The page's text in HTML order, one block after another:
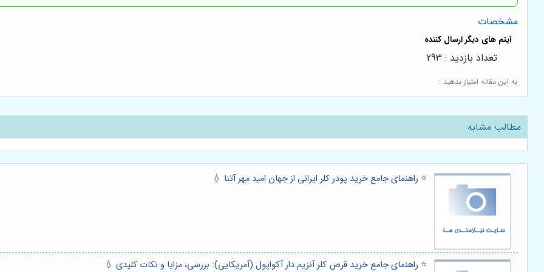
مشخصات
به این مقاله امتیاز بدهید :
تعداد بازدید : 293
مطالب مشابه
⭐️ راهنمای جامع خرید پودر کلر ایرانی از جهان امید مهر آتنا 💧
⭐️ راهنمای جامع خرید قرص کلر آنزیم دار آکواپول (آمریکایی): بررسی، مزایا و نکات کلیدی 💧